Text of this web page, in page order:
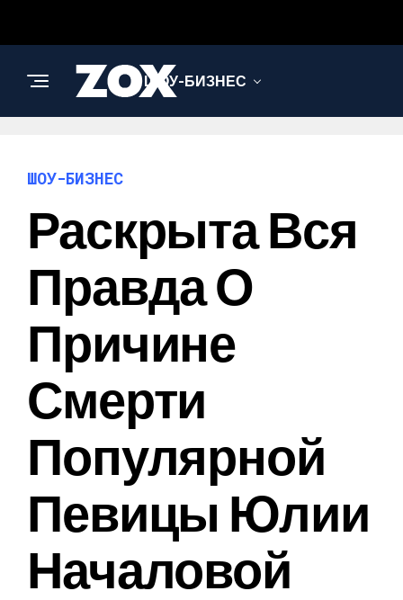
ШОУ-БИЗНЕС
ШОУ-БИЗНЕС
Раскрыта Вся
Правда О
Причине
Смерти
Популярной
Певицы Юлии
Началовой